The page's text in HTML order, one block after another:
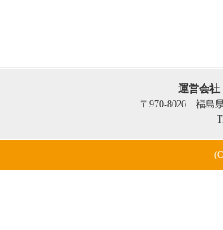
運営会
〒970-8026 福島